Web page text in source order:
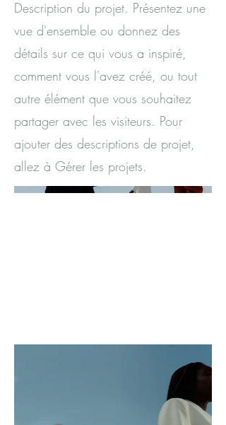
Description du projet. Présentez une
vue d'ensemble ou donnez des
détails sur ce qui vous a inspiré,
comment vous l'avez créé, ou tout
autre élément que vous souhaitez
partager avec les visiteurs. Pour
ajouter des descriptions de projet,
allez à Gérer les projets.